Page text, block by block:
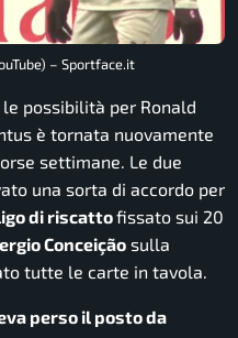
– Sportface.it
possibilità per Ronald
è tornata nuovamente
settimane. Le due
una sorta di accordo per
di riscattofissato sui 20
Conceição sulla
tutte le carte in tavola.
perso il posto da